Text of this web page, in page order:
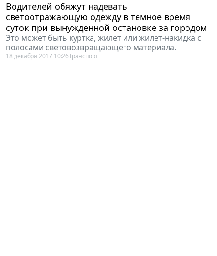
Водителей обяжут надевать
светоотражающую одежду в темное время
суток при вынужденной остановке за городом
Это может быть куртка, жилет или жилет-накидка с
полосами световозвращающего материала.
18 декабря 2017 10:26Транспорт